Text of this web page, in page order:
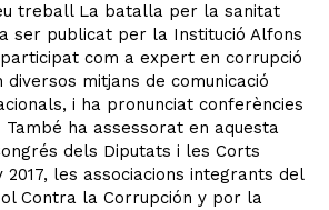
treball La batalla per la sanitat
ser publicat per la Institució Alfons
com a expert en corrupció
diversos mitjans de comunicació
i ha pronunciat conferències
També ha assessorat en aquesta
dels Diputats i les Corts
2017, les associacions integrants del
Contra la Corrupción y por la